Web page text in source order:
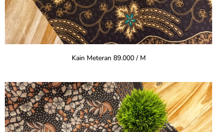
Kain Meteran 89.000 / M